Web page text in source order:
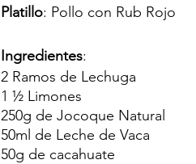
Platillo: Pollo con Rub Rojo
Ingredientes:
2 Ramos de Lechuga
1 ½ Limones
250g de Jocoque Natural
50ml de Leche de Vaca
50g de cacahuate